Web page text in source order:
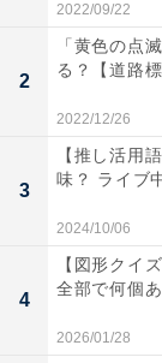
2022/09/22
2
「黄色の点
る？【道路
2022/12/26
3
【推し活用
味？ ライブ
2024/10/06
4
【図形クイ
全部で何個
2026/01/28